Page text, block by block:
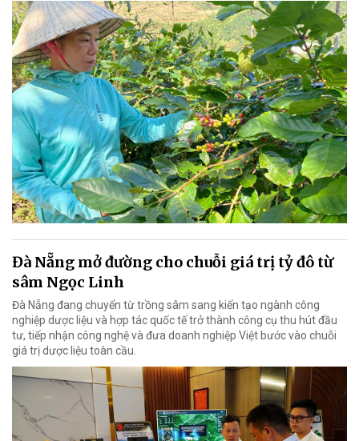
Đà Nẵng mở đường cho chuỗi giá trị tỷ đô từ
sâm Ngọc Linh
Đà Nẵng đang chuyển từ trồng sâm sang kiến tạo ngành công
nghiệp dược liệu và hợp tác quốc tế trở thành công cụ thu hút đầu
tư, tiếp nhận công nghệ và đưa doanh nghiệp Việt bước vào chuỗi
giá trị dược liệu toàn cầu.